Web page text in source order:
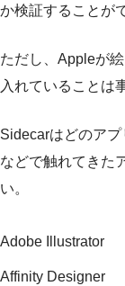
か検証することが
ただし、Appleが
入れていることは
Sidecarはどのア
などで触れてきた
い。
Adobe Illustrator
Affinity Designer